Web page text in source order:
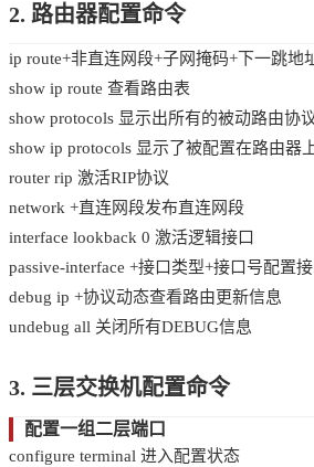
2. 路由器配置命令
ip route+非直连网段+子网掩码+下一跳地
show ip route 查看路由表
show protocols 显示出所有的被动路由协
show ip protocols 显示了被配置在路由
router rip 激活RIP协议
network +直连网段发布直连网段
interface lookback 0 激活逻辑接口
passive-interface +接口类型+接口号配置
debug ip +协议动态查看路由更新信息
undebug all 关闭所有DEBUG信息
3. 三层交换机配置命令
配置一组二层端口
configure terminal 进入配置状态